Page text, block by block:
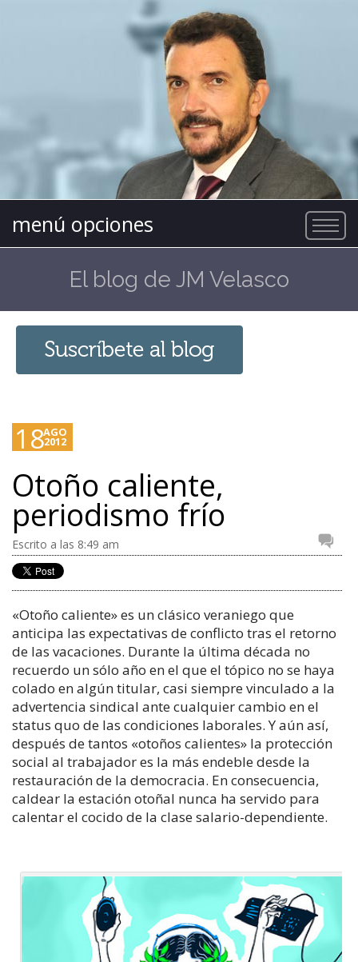
menú opciones
El blog de JM Velasco
18AGO
2012
Otoño caliente,
periodismo frío
Escrito a las 8:49 am
«Otoño caliente» es un clásico veraniego que
anticipa las expectativas de conflicto tras el retorno
de las vacaciones. Durante la última década no
recuerdo un sólo año en el que el tópico no se haya
colado en algún titular, casi siempre vinculado a la
advertencia sindical ante cualquier cambio en el
status quo de las condiciones laborales. Y aún así,
después de tantos «otoños calientes» la protección
social al trabajador es la más endeble desde la
restauración de la democracia. En consecuencia,
caldear la estación otoñal nunca ha servido para
calentar el cocido de la clase salario-dependiente.